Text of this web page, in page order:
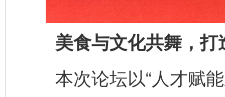
美食与文化共舞，打
本次论坛以“人才赋能